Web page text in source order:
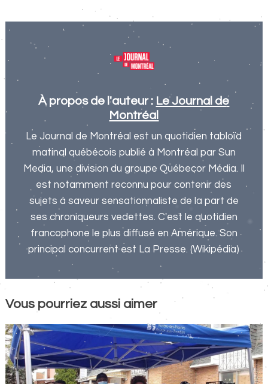
À propos de l'auteur : Le Journal de
Montréal
Le Journal de Montréal est un quotidien tabloïd
matinal québécois publié à Montréal par Sun
Media, une division du groupe Québecor Média. Il
est notamment reconnu pour contenir des
sujets à saveur sensationnaliste de la part de
ses chroniqueurs vedettes. C'est le quotidien
francophone le plus diffusé en Amérique. Son
principal concurrent est La Presse. (Wikipédia)
Vous pourriez aussi aimer